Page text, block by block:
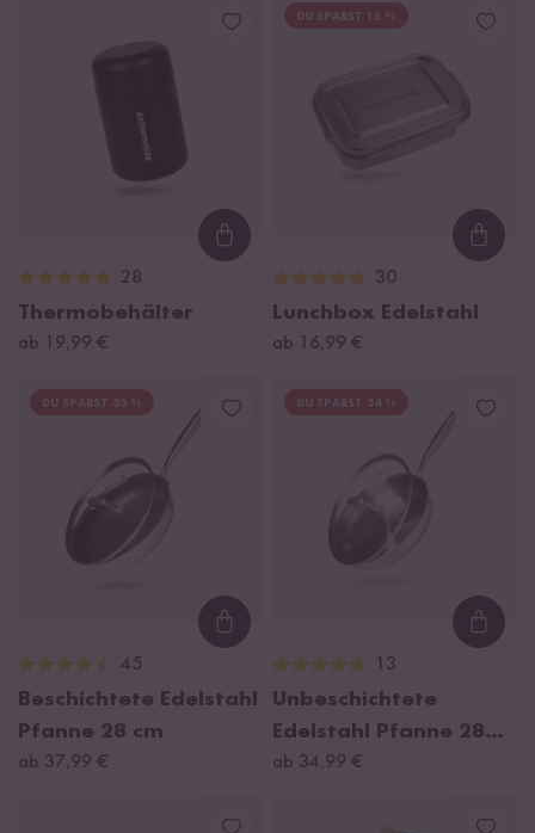
Loading...
28
Thermobehälter
ab 19,99 €
DU SPARST 15 %
30
Lunchbox Edelstahl
ab 16,99 €
DU SPARST 33 %
Loading...
45
Beschichtete Edelstahl
Pfanne 28 cm
ab 37,99 €
DU SPARST 34 %
13
Unbeschichtete
Edelstahl Pfanne 28
cm
ab 34,99 €